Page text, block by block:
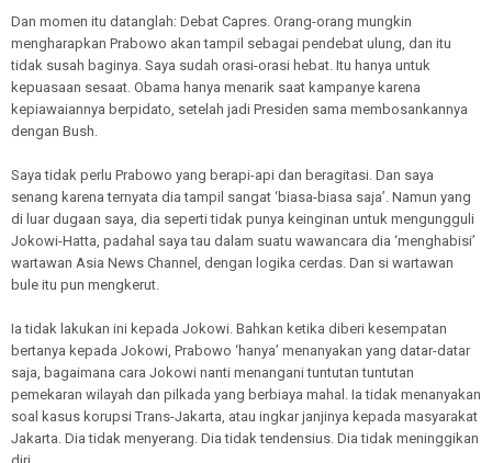
Dan momen itu datanglah: Debat Capres. Orang-orang mungkin
mengharapkan Prabowo akan tampil sebagai pendebat ulung, dan itu
tidak susah baginya. Saya sudah orasi-orasi hebat. Itu hanya untuk
kepuasaan sesaat. Obama hanya menarik saat kampanye karena
kepiawaiannya berpidato, setelah jadi Presiden sama membosankannya
dengan Bush.
Saya tidak perlu Prabowo yang berapi-api dan beragitasi. Dan saya
senang karena ternyata dia tampil sangat ‘biasa-biasa saja’. Namun yang
di luar dugaan saya, dia seperti tidak punya keinginan untuk mengungguli
Jokowi-Hatta, padahal saya tau dalam suatu wawancara dia ‘menghabisi’
wartawan Asia News Channel, dengan logika cerdas. Dan si wartawan
bule itu pun mengkerut.
Ia tidak lakukan ini kepada Jokowi. Bahkan ketika diberi kesempatan
bertanya kepada Jokowi, Prabowo ‘hanya’ menanyakan yang datar-datar
saja, bagaimana cara Jokowi nanti menangani tuntutan tuntutan
pemekaran wilayah dan pilkada yang berbiaya mahal. Ia tidak menanyakan
soal kasus korupsi Trans-Jakarta, atau ingkar janjinya kepada masyarakat
Jakarta. Dia tidak menyerang. Dia tidak tendensius. Dia tidak meninggikan